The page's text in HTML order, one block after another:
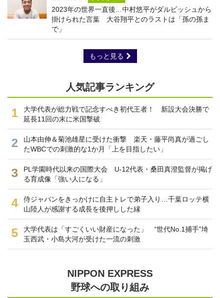
2023年の世界一直後…中村悠平がダルビッシュから
掛けられた言葉 大谷翔平とのラストは「孫の孫ま
で」
もっと見る
人気記事ランキング
1
大学代表が総力戦で記念すべき初代王者！ 新設大会決勝で
延長11回の末に米国撃破
2
山本由伸＆菊池雄星に受けた衝撃 楽天・藤平尚真が過ごし
たWBCでの刺激的な1か月「上を目指したい」
3
PL学園時代以来の国際大会 U-12代表・桑田真澄監督が掲げ
る育成像「強い人になる」
4
侍ジャパンをきっかけに自主トレで弟子入り…千葉ロッテ横
山陸人が感謝する成長を後押しした縁
5
大学代表は「すごくいい財産になった」 “世代No.1捕手”埼
玉西武・小島大河が受けた一流の刺激
NIPPON EXPRESS
野球への取り組み